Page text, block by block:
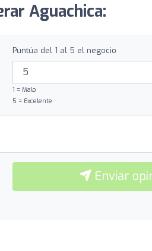
Aguachica:
Puntúa del 1 al 5 el negocio
1 = Malo
5 = Excelente
Enviar